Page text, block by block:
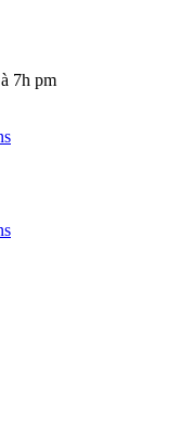
7h pm